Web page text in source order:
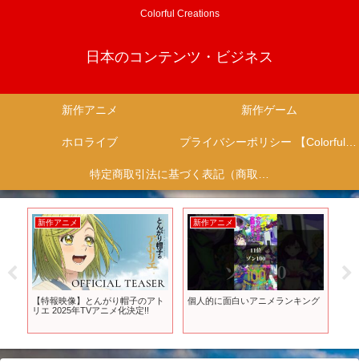
Colorful Creations
日本のコンテンツ・ビジネス
新作アニメ 新作ゲーム
ホロライブ プライバシーポリシー 【Colorful Creation】
特定商取引法に基づく表記（商取引に関する開示）
新作アニメ
【特報映像】とんがり帽子のアト
リエ 2025年TVアニメ化決定!!
新作アニメ
個人的に面白いアニメランキング
【